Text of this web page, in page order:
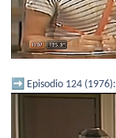
➡️ Episodio 124 (1976):